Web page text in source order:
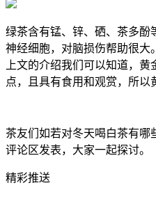
绿茶含有锰、锌、硒、茶多酚
神经细胞，对脑损伤帮助很大
上文的介绍我们可以知道，
点，且具有食用和观赏，所以
茶友们如若对冬天喝白茶有哪
评论区发表，大家一起探讨。
精彩推送